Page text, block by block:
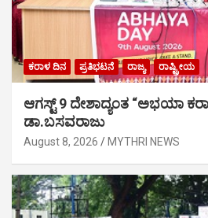
ಕರಾಳ ದಿನ ಪ್ರತಿಭಟನೆ ರಾಜ್ಯ ರಾಷ್ಟ್ರೀಯ
ಆಗಸ್ಟ್ 9 ದೇಶಾದ್ಯಂತ “ಅಭಯಾ
ಡಾ.ಬಸವರಾಜು
August 8, 2026 MYTHRI NEWS